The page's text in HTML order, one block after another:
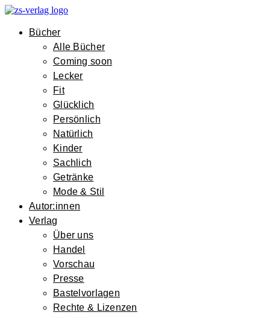
Bücher
Alle Bücher
Coming soon
Lecker
Fit
Glücklich
Persönlich
Natürlich
Kinder
Sachlich
Getränke
Mode & Stil
Autor:innen
Verlag
Über uns
Handel
Vorschau
Presse
Bastelvorlagen
Rechte & Lizenzen